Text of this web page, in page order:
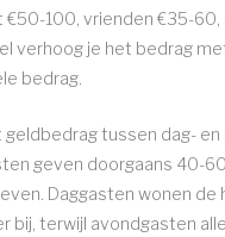
€50-100, vrienden €35-60,
verhoog je het bedrag
bedrag.
tussen dag-
geven doorgaans 40-
Daggasten wonen de
bij, terwijl avondgasten